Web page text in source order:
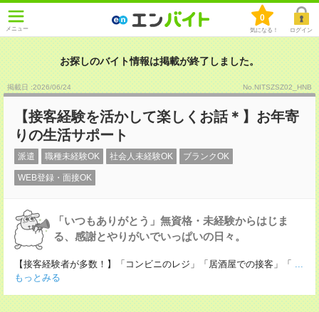
メニュー
0
気になる！ ログイン
お探しのバイト情報は掲載が終了しました。
掲載日 :2026/06/24 No.NITSZSZ02_HNB
【接客経験を活かして楽しくお話＊】お年寄
りの生活サポート
派遣 職種未経験OK 社会人未経験OK ブランクOK
WEB登録・面接OK
「いつもありがとう」無資格・未経験からはじま
る、感謝とやりがいでいっぱいの日々。
【接客経験者が多数！】「コンビニのレジ」「居酒屋での接客」「 ...
もっとみる